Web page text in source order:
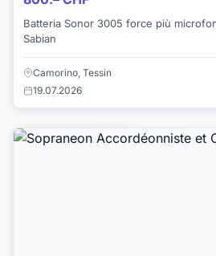
Batteria Sonor 3005 force più
Sabian
Camorino, Tessin
19.07.2026